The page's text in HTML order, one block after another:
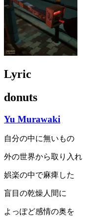
Lyric
donuts
Yu Murawaki
自分の中に無いもの
外の世界から取り入れ
娯楽の中で麻痺した
盲目の乾燥人間に
よっぽど感情の奥を